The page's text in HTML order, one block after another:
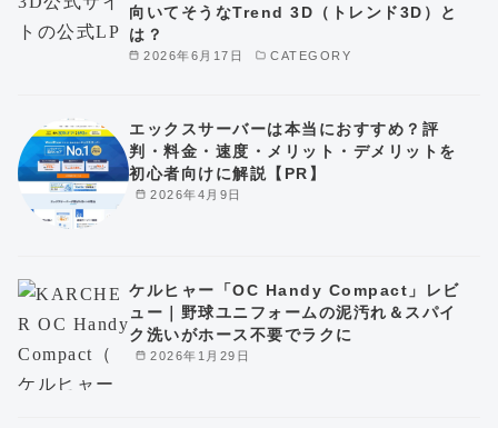
2026年6月17日 CATEGORY
向いてそうなTrend 3D（トレンド3D）と
は？
2026年4月9日
エックスサーバーは本当におすすめ？評
判・料金・速度・メリット・デメリットを
初心者向けに解説【PR】
2026年1月29日
ケルヒャー「OC Handy Compact」レビ
ュー｜野球ユニフォームの泥汚れ＆スパイ
ク洗いがホース不要でラクに